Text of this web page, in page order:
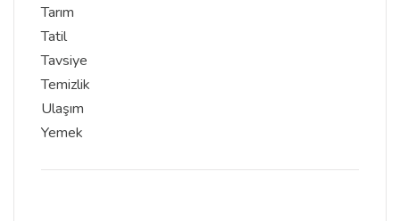
Tarım
Tatil
Tavsiye
Temizlik
Ulaşım
Yemek